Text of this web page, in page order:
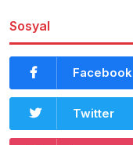
Sosyal
Facebook
Twitter